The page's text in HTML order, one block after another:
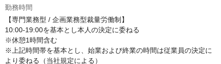
勤務時間
【専門業務型 / 企画業務型裁量労働制】
10:00-19:00を基本とし本人の決定に委ねる
※休憩1時間含む
※上記時間帯を基本とし、始業および終業の時間は従業員の決定に
より委ねる（当社規定による）